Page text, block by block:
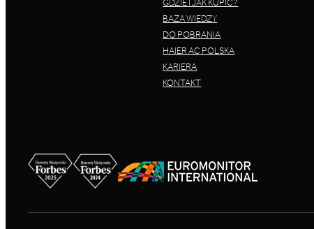
GDZIE I JAK KUPIĆ?
BAZA WIEDZY
DO POBRANIA
HAIER AC POLSKA
KARIERA
KONTAKT